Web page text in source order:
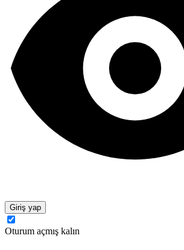
Giriş yap
Oturum açmış kalın